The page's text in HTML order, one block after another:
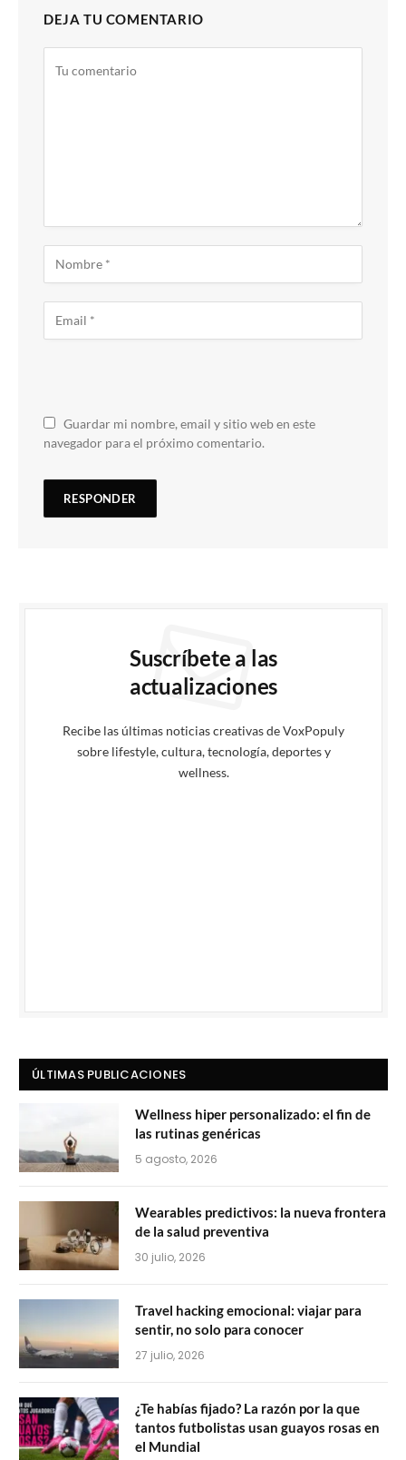
DEJA TU COMENTARIO
Guardar mi nombre, email y sitio web en este
navegador para el próximo comentario.
Suscríbete a las
actualizaciones
Recibe las últimas noticias creativas de VoxPopuly
sobre lifestyle, cultura, tecnología, deportes y
wellness.
ÚLTIMAS PUBLICACIONES
Wellness hiper personalizado: el fin de
las rutinas genéricas
5 agosto, 2026
Wearables predictivos: la nueva frontera
de la salud preventiva
30 julio, 2026
Travel hacking emocional: viajar para
sentir, no solo para conocer
27 julio, 2026
¿Te habías fijado? La razón por la que
tantos futbolistas usan guayos rosas en
el Mundial